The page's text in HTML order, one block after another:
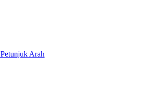
Petunjuk Arah